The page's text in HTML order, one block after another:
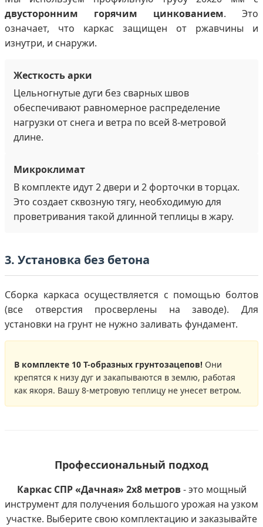
двусторонним горячим цинкованием. Это
означает, что каркас защищен от ржавчины и
изнутри, и снаружи.
Жесткость арки
Цельногнутые дуги без сварных швов
обеспечивают равномерное распределение
нагрузки от снега и ветра по всей 8-метровой
длине.
Микроклимат
В комплекте идут 2 двери и 2 форточки в торцах.
Это создает сквозную тягу, необходимую для
проветривания такой длинной теплицы в жару.
3. Установка без бетона
Сборка каркаса осуществляется с помощью болтов
(все отверстия просверлены на заводе). Для
установки на грунт не нужно заливать фундамент.
В комплекте 10 Т-образных грунтозацепов! Они
крепятся к низу дуг и закапываются в землю, работая
как якоря. Вашу 8-метровую теплицу не унесет ветром.
Профессиональный подход
Каркас СПР «Дачная» 2х8 метров- это мощный
инструмент для получения большого урожая на узком
участке. Выберите свою комплектацию и заказывайте